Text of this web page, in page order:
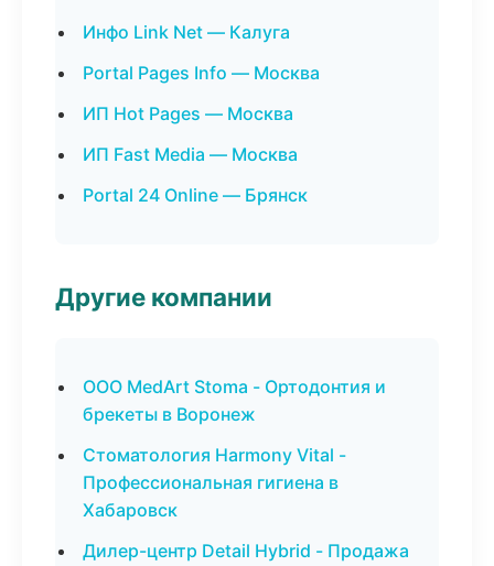
Инфо Link Net — Калуга
Portal Pages Info — Москва
ИП Hot Pages — Москва
ИП Fast Media — Москва
Portal 24 Online — Брянск
Другие компании
ООО MedArt Stoma - Ортодонтия и
брекеты в Воронеж
Стоматология Harmony Vital -
Профессиональная гигиена в
Хабаровск
Дилер-центр Detail Hybrid - Продажа